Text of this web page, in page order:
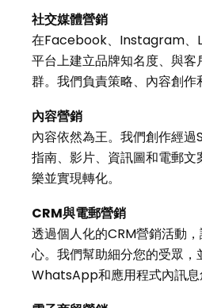
社交媒體營銷
在Facebook、Instagram、
平台上建立品牌知名度、與
群。我們負責策略、內容創作
內容營銷
內容依然為王。我們創作經過
指南、影片、資訊圖和電郵
樂並實現轉化。
CRM與電郵營銷
透過個人化的CRM營銷活動
心。我們幫助細分您的受眾，
WhatsApp和應用程式內訊息